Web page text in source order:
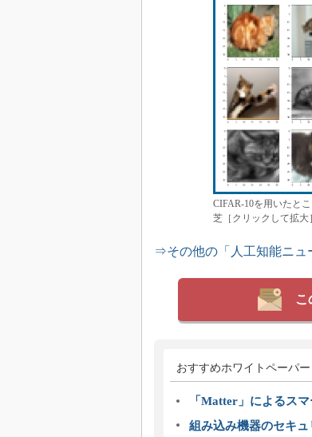
CIFAR-10を用いたと
芝［クリックして拡大］
⇒その他の「人工知能ニュ
こ
おすすめホワイトペーパー
「Matter」によるス
組み込み機器のセキ